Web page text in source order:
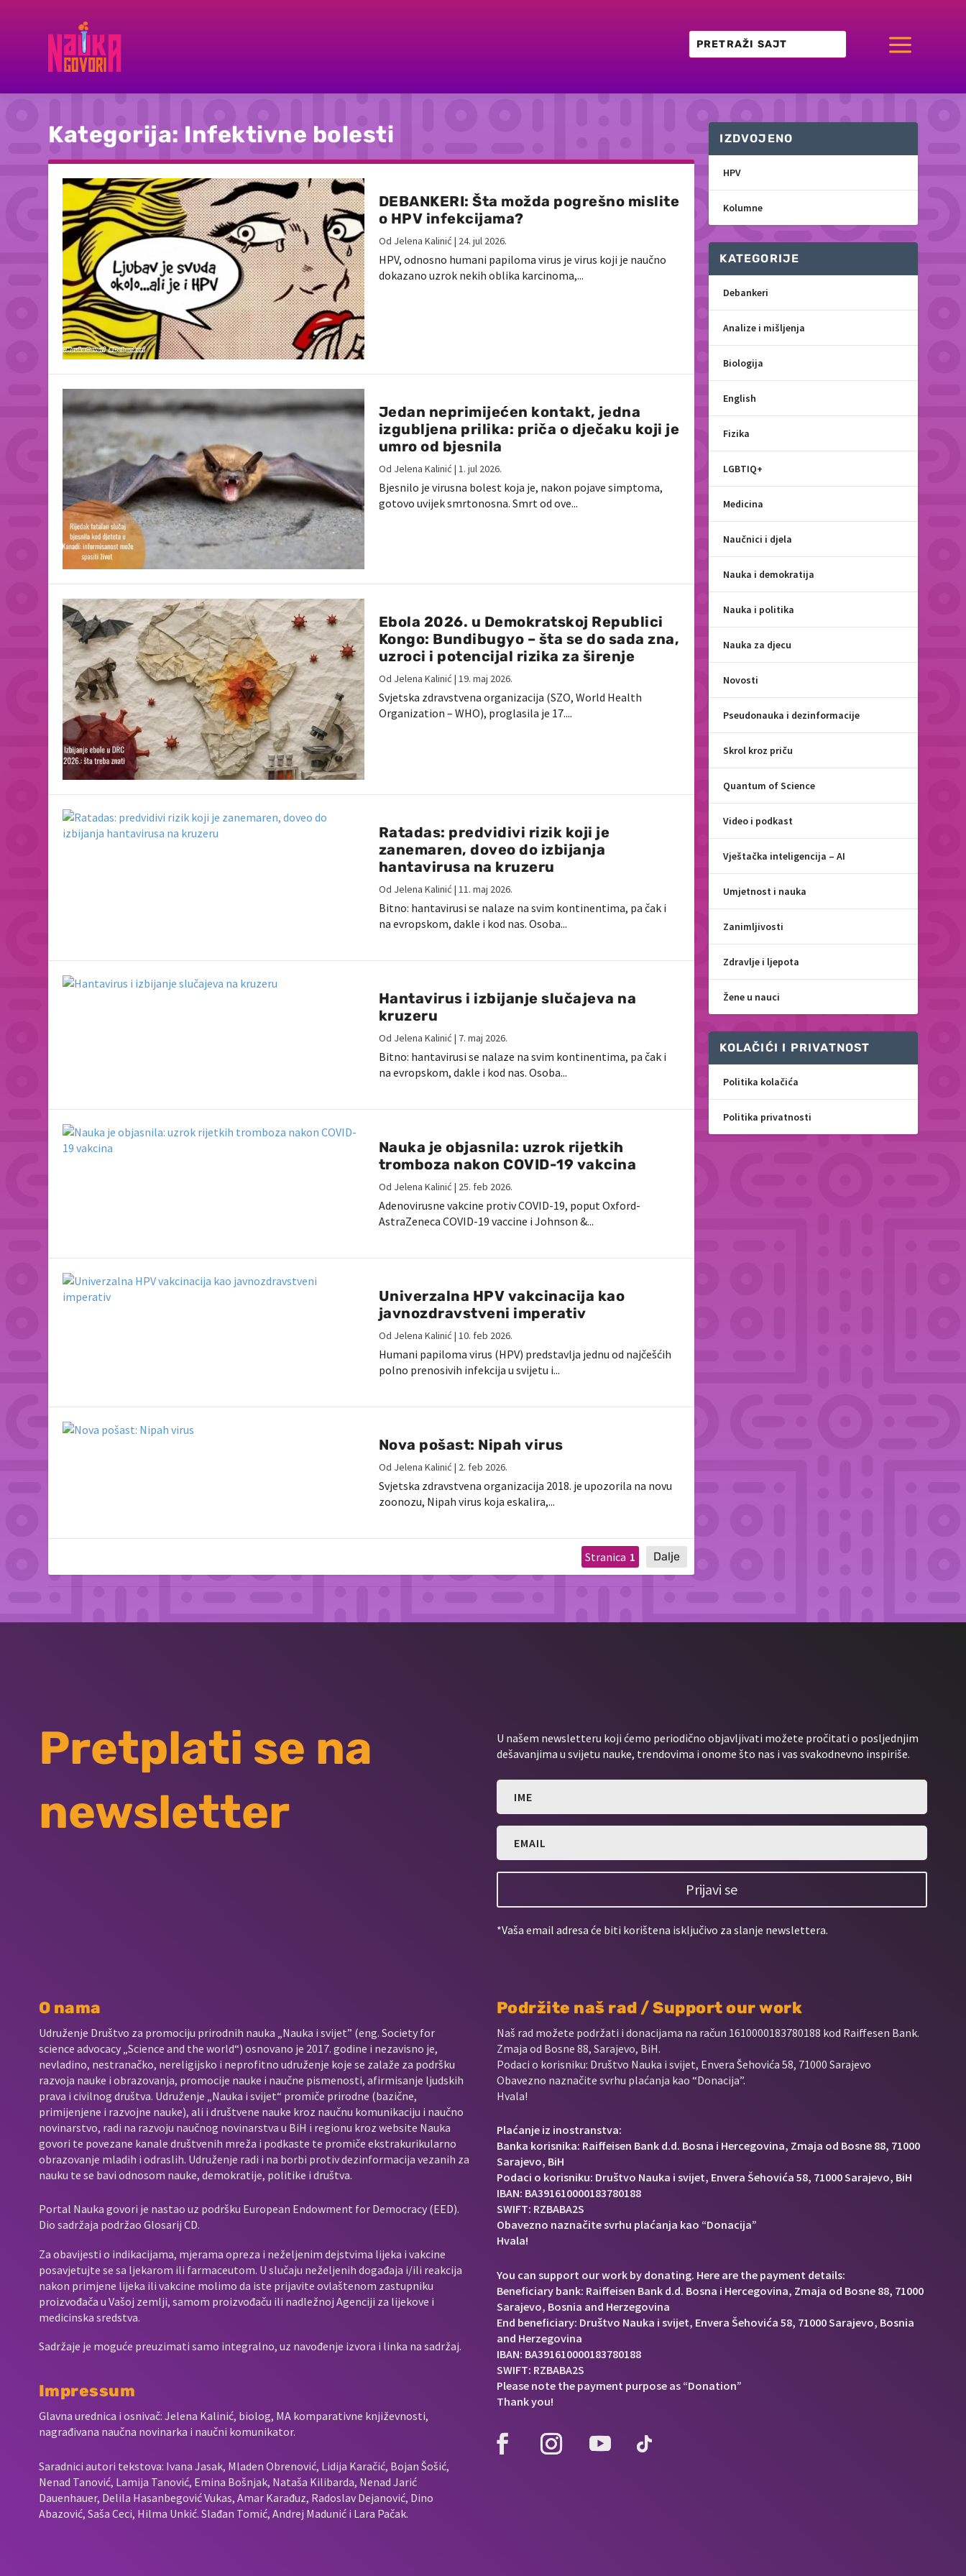
a
Kategorija: Infektivne bolesti
DEBANKERI: Šta možda pogrešno mislite
o HPV infekcijama?
Od Jelena Kalinić | 24. jul 2026.
HPV, odnosno humani papiloma virus je virus koji je naučno
dokazano uzrok nekih oblika karcinoma,...
Jedan neprimijećen kontakt, jedna
izgubljena prilika: priča o dječaku koji je
umro od bjesnila
Od Jelena Kalinić | 1. jul 2026.
Bjesnilo je virusna bolest koja je, nakon pojave simptoma,
gotovo uvijek smrtonosna. Smrt od ove...
Ebola 2026. u Demokratskoj Republici
Kongo: Bundibugyo – šta se do sada zna,
uzroci i potencijal rizika za širenje
Od Jelena Kalinić | 19. maj 2026.
Svjetska zdravstvena organizacija (SZO, World Health
Organization – WHO), proglasila je 17....
Ratadas: predvidivi rizik koji je
zanemaren, doveo do izbijanja
hantavirusa na kruzeru
Od Jelena Kalinić | 11. maj 2026.
Bitno: hantavirusi se nalaze na svim kontinentima, pa čak i
na evropskom, dakle i kod nas. Osoba...
Hantavirus i izbijanje slučajeva na
kruzeru
Od Jelena Kalinić | 7. maj 2026.
Bitno: hantavirusi se nalaze na svim kontinentima, pa čak i
na evropskom, dakle i kod nas. Osoba...
Nauka je objasnila: uzrok rijetkih
tromboza nakon COVID-19 vakcina
Od Jelena Kalinić | 25. feb 2026.
Adenovirusne vakcine protiv COVID-19, poput Oxford-
AstraZeneca COVID-19 vaccine i Johnson &...
Univerzalna HPV vakcinacija kao
javnozdravstveni imperativ
Od Jelena Kalinić | 10. feb 2026.
Humani papiloma virus (HPV) predstavlja jednu od najčešćih
polno prenosivih infekcija u svijetu i...
Nova pošast: Nipah virus
Od Jelena Kalinić | 2. feb 2026.
Svjetska zdravstvena organizacija 2018. je upozorila na novu
zoonozu, Nipah virus koja eskalira,...
1
IZDVOJENO
HPV
Kolumne
KATEGORIJE
Debankeri
Analize i mišljenja
Biologija
English
Fizika
LGBTIQ+
Medicina
Naučnici i djela
Nauka i demokratija
Nauka i politika
Nauka za djecu
Novosti
Pseudonauka i dezinformacije
Skrol kroz priču
Quantum of Science
Video i podkast
Vještačka inteligencija – AI
Umjetnost i nauka
Zanimljivosti
Zdravlje i ljepota
Žene u nauci
KOLAČIĆI I PRIVATNOST
Politika kolačića
Politika privatnosti
Pretplati se na
newsletter
U našem newsletteru koji ćemo periodično objavljivati možete pročitati o posljednjim
dešavanjima u svijetu nauke, trendovima i onome što nas i vas svakodnevno inspiriše.
Prijavi se
*Vaša email adresa će biti korištena isključivo za slanje newslettera.
O nama
Udruženje Društvo za promociju prirodnih nauka „Nauka i svijet” (eng. Society for
science advocacy „Science and the world“) osnovano je 2017. godine i nezavisno je,
nevladino, nestranačko, nereligijsko i neprofitno udruženje koje se zalaže za podršku
razvoja nauke i obrazovanja, promocije nauke i naučne pismenosti, afirmisanje ljudskih
prava i civilnog društva. Udruženje „Nauka i svijet“ promiče prirodne (bazične,
primijenjene i razvojne nauke), ali i društvene nauke kroz naučnu komunikaciju i naučno
novinarstvo, radi na razvoju naučnog novinarstva u BiH i regionu kroz website Nauka
govori te povezane kanale društvenih mreža i podkaste te promiče ekstrakurikularno
obrazovanje mladih i odraslih. Udruženje radi i na borbi protiv dezinformacija vezanih za
nauku te se bavi odnosom nauke, demokratije, politike i društva.
Portal Nauka govori je nastao uz podršku European Endowment for Democracy (EED).
Dio sadržaja podržao Glosarij CD.
Za obavijesti o indikacijama, mjerama opreza i neželjenim dejstvima lijeka i vakcine
posavjetujte se sa ljekarom ili farmaceutom. U slučaju neželjenih događaja i/ili reakcija
nakon primjene lijeka ili vakcine molimo da iste prijavite ovlaštenom zastupniku
proizvođača u Vašoj zemlji, samom proizvođaču ili nadležnoj Agenciji za lijekove i
medicinska sredstva.
Sadržaje je moguće preuzimati samo integralno, uz navođenje izvora i linka na sadržaj.
Impressum
Glavna urednica i osnivač: Jelena Kalinić, biolog, MA komparativne književnosti,
nagrađivana naučna novinarka i naučni komunikator.
Saradnici autori tekstova: Ivana Jasak, Mladen Obrenović, Lidija Karačić, Bojan Šošić,
Nenad Tanović, Lamija Tanović, Emina Bošnjak, Nataša Kilibarda, Nenad Jarić
Dauenhauer, Delila Hasanbegović Vukas, Amar Karađuz, Radoslav Dejanović, Dino
Abazović, Saša Ceci, Hilma Unkić. Slađan Tomić, Andrej Madunić i Lara Pačak.
Podržite naš rad / Support our work
Naš rad možete podržati i donacijama na račun 1610000183780188 kod Raiffesen Bank.
Zmaja od Bosne 88, Sarajevo, BiH.
Podaci o korisniku: Društvo Nauka i svijet, Envera Šehovića 58, 71000 Sarajevo
Obavezno naznačite svrhu plaćanja kao “Donacija”.
Hvala!
Plaćanje iz inostranstva:
Banka korisnika: Raiffeisen Bank d.d. Bosna i Hercegovina, Zmaja od Bosne 88, 71000
Sarajevo, BiH
Podaci o korisniku: Društvo Nauka i svijet, Envera Šehovića 58, 71000 Sarajevo, BiH
IBAN: BA391610000183780188
SWIFT: RZBABA2S
Obavezno naznačite svrhu plaćanja kao “Donacija”
Hvala!
You can support our work by donating. Here are the payment details:
Beneficiary bank: Raiffeisen Bank d.d. Bosna i Hercegovina, Zmaja od Bosne 88, 71000
Sarajevo, Bosnia and Herzegovina
End beneficiary: Društvo Nauka i svijet, Envera Šehovića 58, 71000 Sarajevo, Bosnia
and Herzegovina
IBAN: BA391610000183780188
SWIFT: RZBABA2S
Please note the payment purpose as “Donation”
Thank you!